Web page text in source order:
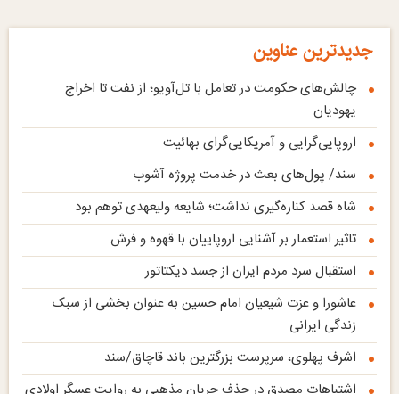
جدیدترین عناوین
چالش‌های حکومت در تعامل با تل‌آویو؛ از نفت تا اخراج
یهودیان
اروپایی‌گرایی و آمریکایی‌گرای بهائیت
سند/ پول‌های بعث در خدمت پروژه آشوب
شاه قصد کناره‌گیری نداشت؛ شایعه ولیعهدی توهم بود
تاثیر استعمار بر آشنایی اروپاییان با قهوه و فرش
استقبال سرد مردم ایران از جسد دیکتاتور
عاشورا و عزت شیعیان امام حسین به عنوان بخشی از سبک
زندگی ایرانی
اشرف پهلوی، سرپرست بزرگترین باند قاچاق‌/سند